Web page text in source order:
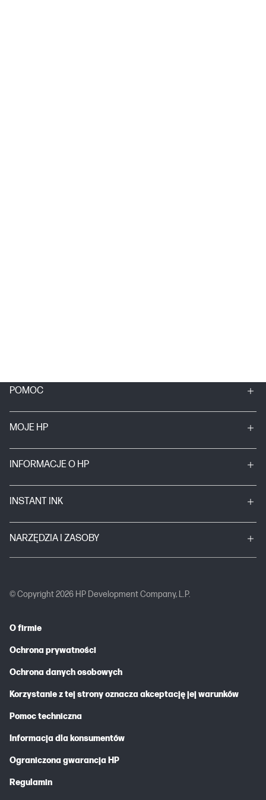
POMOC
MOJE HP
INFORMACJE O HP
INSTANT INK
NARZĘDZIA I ZASOBY
© Copyright 2026 HP Development Company, L.P.
O firmie
Ochrona prywatności
Ochrona danych osobowych
Korzystanie z tej strony oznacza akceptację jej warunków
Pomoc techniczna
Informacja dla konsumentów
Ograniczona gwarancja HP
Regulamin